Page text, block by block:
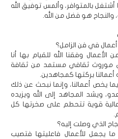
بالمتوافر، وألمس توفيق الله
والنجاح هو فضل من الله.
في فن الزامل؟
الأعمال وفقنا الله للقيام بها أنا
موروث ثقافي مستمد من ثقافة
بركتها كمجاهدين.
يخص أعمالنا، وإنما نبحث عن ذلك
ويشد المجاهد إلى الله ويزيده
عالية قوية تتحطم على صخرتها كل
الذي وصلت إليه؟
يجعل للأعمال فاعليتها فتصيب